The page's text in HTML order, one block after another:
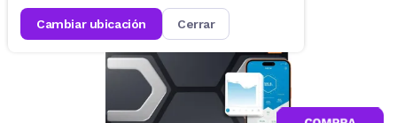
cambiar ubicación cerrar